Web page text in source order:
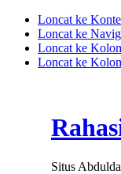
Loncat ke
Loncat ke
Loncat ke
Loncat ke
Situs